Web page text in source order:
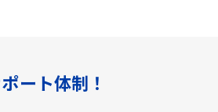
ート体制！